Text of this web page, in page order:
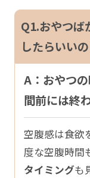
Q1.おやつば
したらいい
A：おやつ
間前には終
空腹感は食欲
度な空腹時間
タイミングも